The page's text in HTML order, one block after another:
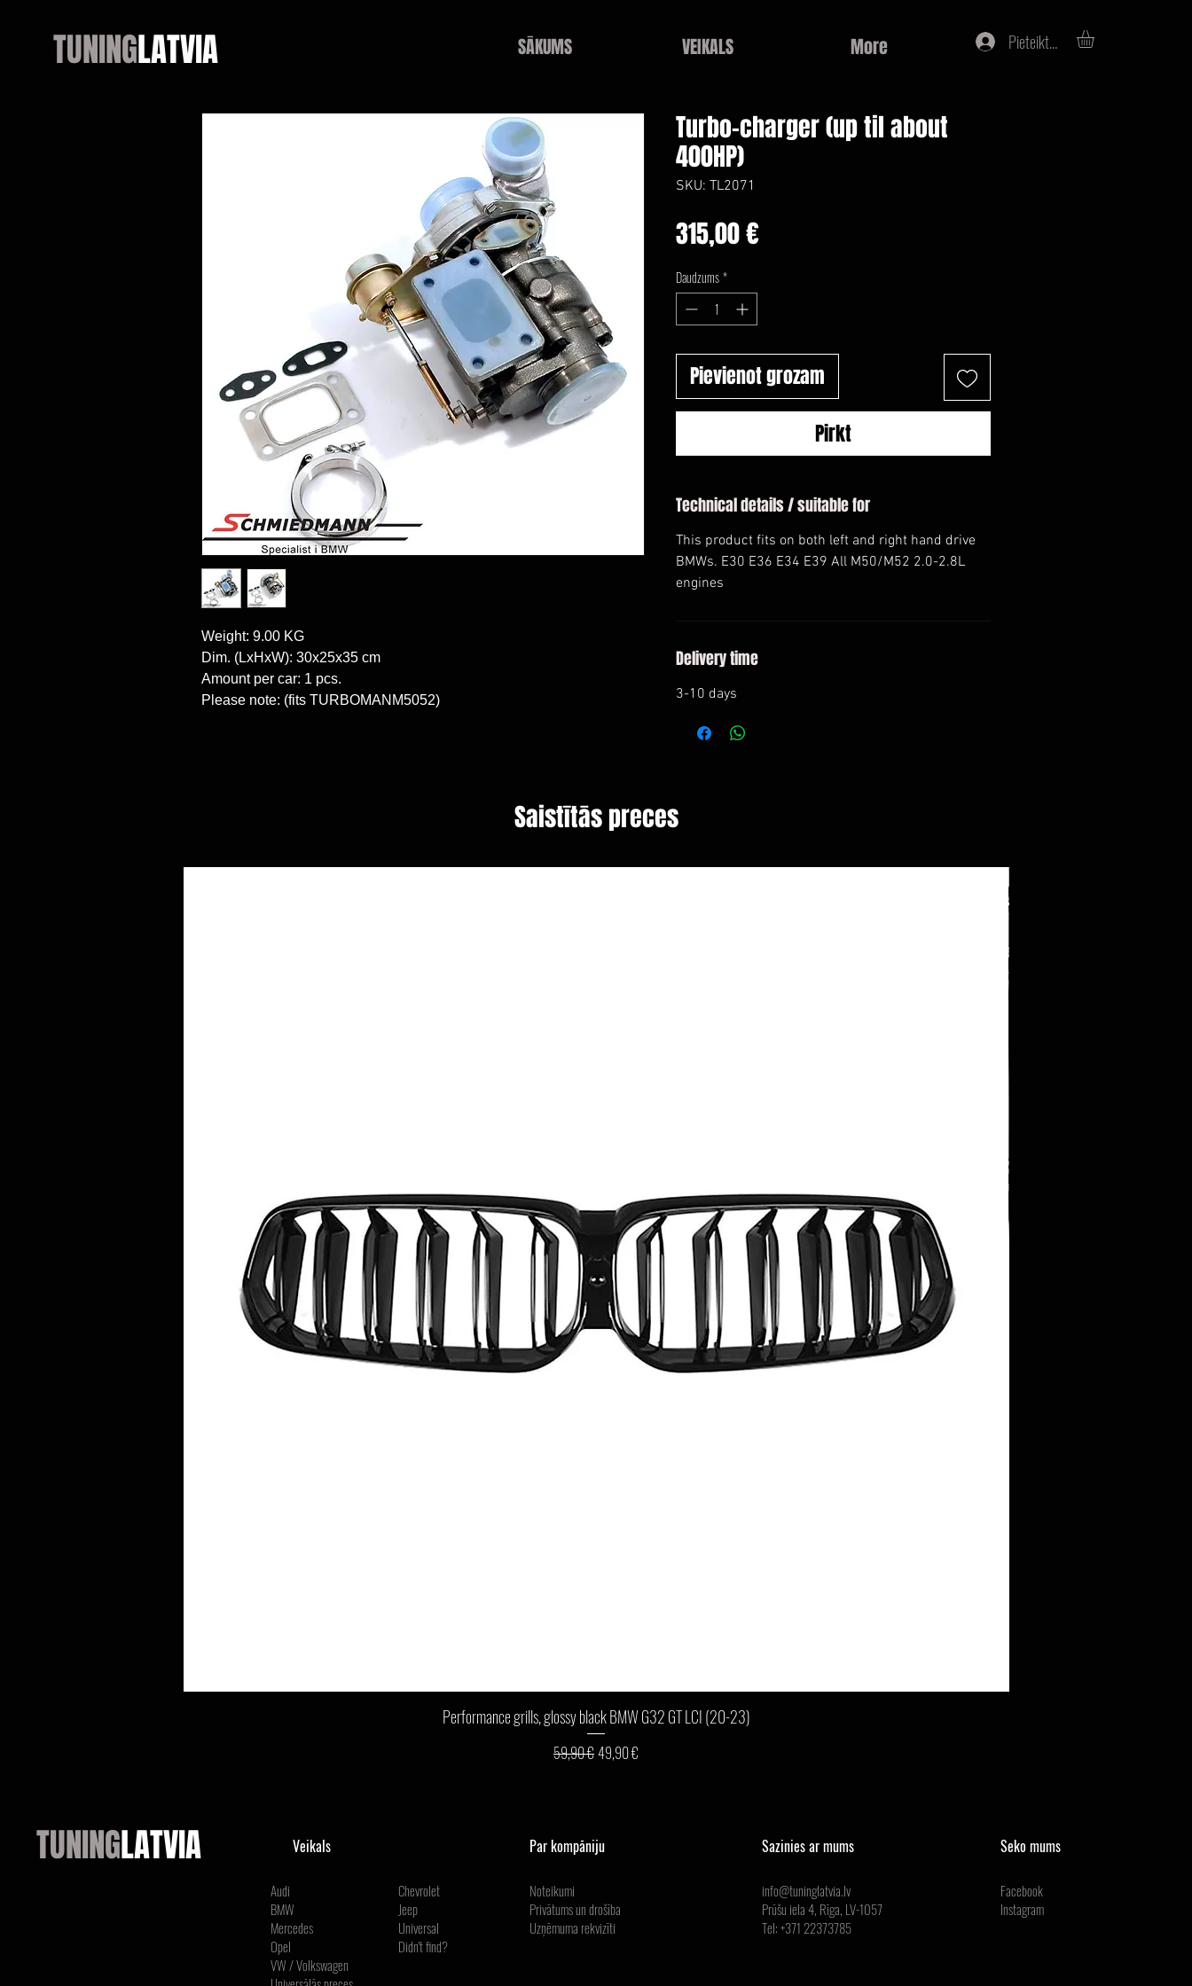
TUNINGLATVIA SĀKUMS VEIKALS More Pieteikties
Weight: 9.00 KG
Dim. (LxHxW): 30x25x35 cm
Amount per car: 1 pcs.
Please note: (fits TURBOMANM5052)
Turbo-charger (up til about
400HP)
SKU: TL2071
315,00 €Cena
Daudzums*
Pievienot grozam
Pirkt
Technical details / suitable for
This product fits on both left and right hand drive
BMWs. E30 E36 E34 E39 All M50/M52 2.0-2.8L
engines
Delivery time
3-10 days
Saistītās preces
Ātrais skats
Performance grills, glossy black BMW G32 GT LCI (20-23)
Parastā cena
59,90 € Izpārdošanas cena
49,90 €
TUNINGLATVIA Veikals
Audi
BMW
Mercedes
Opel
VW / Volkswagen
Chevrolet
Jeep
Universal
Didn't find?
Par kompāniju
Noteikumi
Privātums un drošība
Uzņēmuma rekvizīti
Sazinies ar mums
info@tuninglatvia.lv
Prūšu iela 4, Rīga, LV-1057
Tel: +371 22373785
Seko mums
Facebook
Instagram